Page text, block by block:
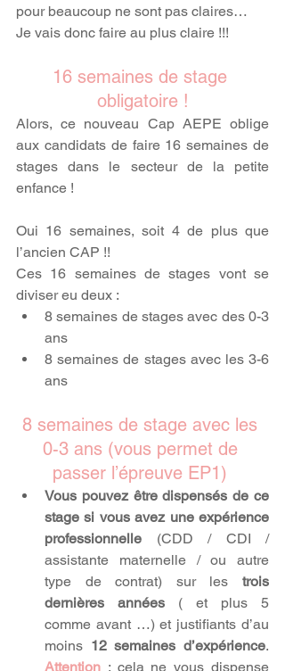
pour beaucoup ne sont pas claires…
Je vais donc faire au plus claire !!!
16 semaines de stage
obligatoire !
Alors, ce nouveau Cap AEPE oblige
aux candidats de faire 16 semaines de
stages dans le secteur de la petite
enfance !
Oui 16 semaines, soit 4 de plus que
l’ancien CAP !!
Ces 16 semaines de stages vont se
diviser eu deux :
8 semaines de stages avec des 0-3
ans
8 semaines de stages avec les 3-6
ans
8 semaines de stage avec les
0-3 ans (vous permet de
passer l’épreuve EP1)
Vous pouvez être dispensés de ce
stage si vous avez une expérience
professionnelle (CDD / CDI /
assistante maternelle / ou autre
type de contrat) sur les trois
dernières années ( et plus 5
comme avant …) et justifiants d’au
moins 12 semaines d’expérience
Attention : cela ne vous dispense